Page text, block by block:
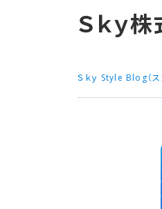
Ｓｋｙ
Ｓｋｙ Style Blog（ス